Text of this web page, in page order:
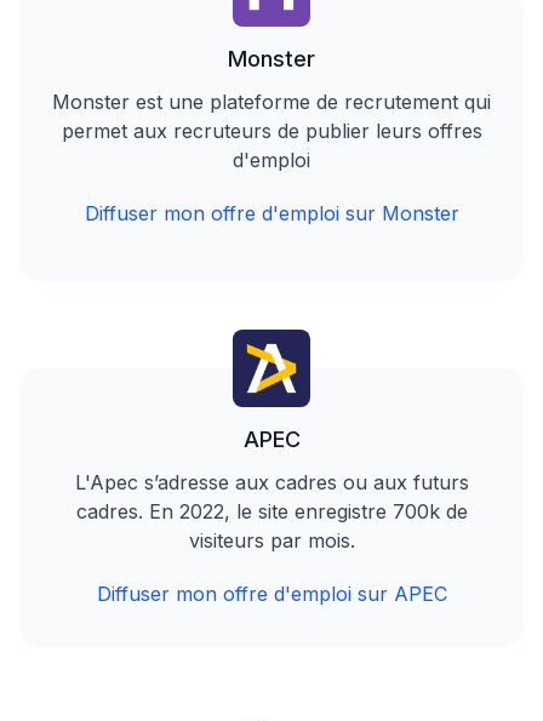
Monster
Monster est une plateforme de recrutement qui
permet aux recruteurs de publier leurs offres
d'emploi
Diffuser mon offre d'emploi sur Monster
APEC
L'Apec s’adresse aux cadres ou aux futurs
cadres. En 2022, le site enregistre 700k de
visiteurs par mois.
Diffuser mon offre d'emploi sur APEC